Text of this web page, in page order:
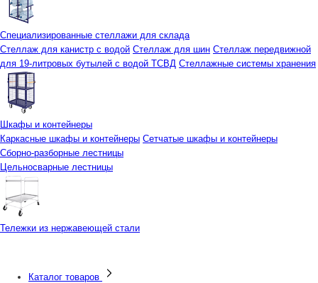
Специализированные стеллажи для склада
Стеллаж для канистр с водой Стеллаж для шин Стеллаж передвижной
для 19-литровых бутылей с водой ТСВД Стеллажные системы хранения
Шкафы и контейнеры
Каркасные шкафы и контейнеры Сетчатые шкафы и контейнеры
Сборно-разборные лестницы
Цельносварные лестницы
Тележки из нержавеющей стали
Каталог товаров